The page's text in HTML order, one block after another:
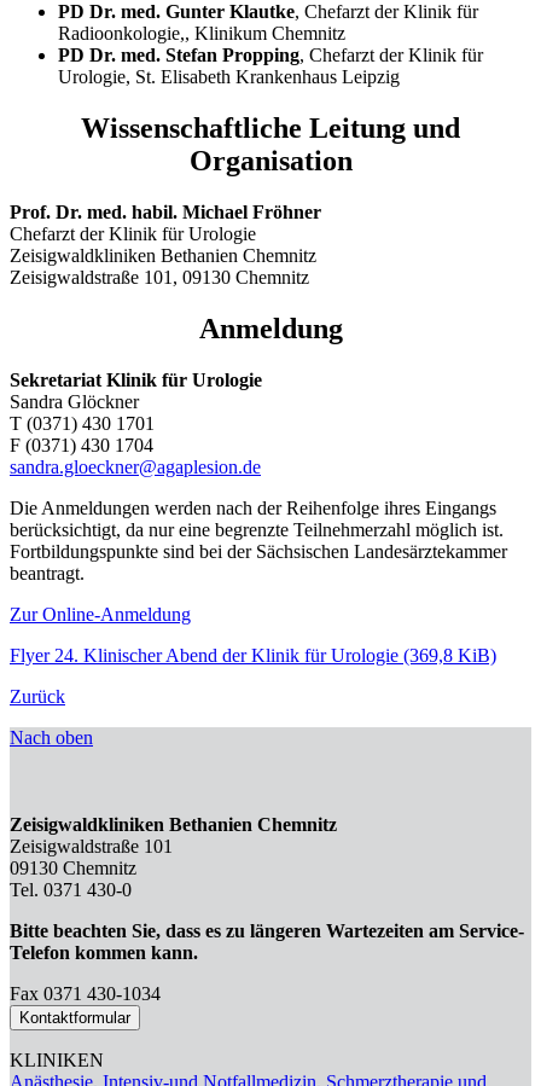
PD Dr. med. Gunter Klautke, Chefarzt der Klinik für
Radioonkologie,, Klinikum Chemnitz
PD Dr. med. Stefan Propping, Chefarzt der Klinik für
Urologie, St. Elisabeth Krankenhaus Leipzig
Wissenschaftliche Leitung und
Organisation
Prof. Dr. med. habil. Michael Fröhner
Chefarzt der Klinik für Urologie
Zeisigwaldkliniken Bethanien Chemnitz
Zeisigwaldstraße 101, 09130 Chemnitz
Anmeldung
Sekretariat Klinik für Urologie
Sandra Glöckner
T (0371) 430 1701
F (0371) 430 1704
sandra.gloeckner@agaplesion.de
Die Anmeldungen werden nach der Reihenfolge ihres Eingangs
berücksichtigt, da nur eine begrenzte Teilnehmerzahl möglich ist.
Fortbildungspunkte sind bei der Sächsischen Landesärztekammer
beantragt.
Zur Online-Anmeldung
Flyer 24. Klinischer Abend der Klinik für Urologie (369,8 KiB)
Zurück
Nach oben
Zeisigwaldkliniken Bethanien Chemnitz
Zeisigwaldstraße 101
09130 Chemnitz
Tel. 0371 430-0
Bitte beachten Sie, dass es zu längeren Wartezeiten am Service-
Telefon kommen kann.
Fax 0371 430-1034
Kontaktformular
KLINIKEN
Anästhesie, Intensiv-und Notfallmedizin, Schmerztherapie und